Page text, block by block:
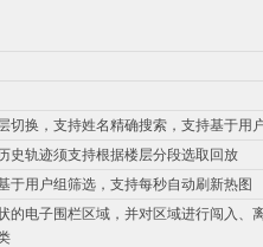
切换，支持姓名精确搜索，支持基于用
史轨迹须支持根据楼层分段选取回放
于用户组筛选，支持每秒自动刷新热图
电子围栏区域，并对区域进行闯入、